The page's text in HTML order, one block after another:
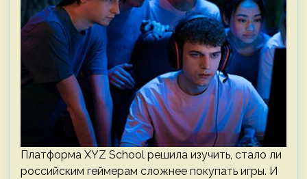
Платформа XYZ School решила изучить, стало ли
российским геймерам сложнее покупать игры. И